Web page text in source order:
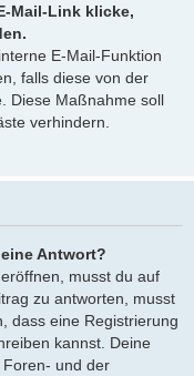
Mail-Link klicke,
E-Mail-Funktion
falls diese von der
Diese Maßnahme soll
verhindern.
Antwort?
musst du auf
zu antworten, musst
dass eine Registrierung
kannst. Deine
Foren- und der